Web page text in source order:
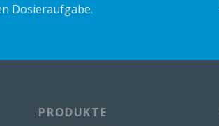
Dosieraufgabe.
PRODUKTE